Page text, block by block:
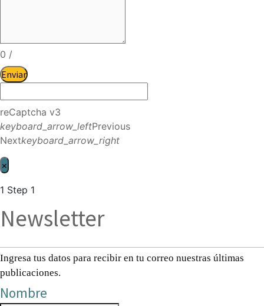
0 /
Enviar
reCaptcha v3
keyboard_arrow_leftPrevious
Nextkeyboard_arrow_right
×
1 Step 1
Newsletter
Ingresa tus datos para recibir en tu correo nuestras últimas
publicaciones.
Nombre